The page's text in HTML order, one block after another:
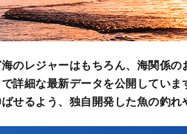
のレジャーはもちろん、海関係
詳細な最新データを公開してい
せるよう、独自開発した魚の釣